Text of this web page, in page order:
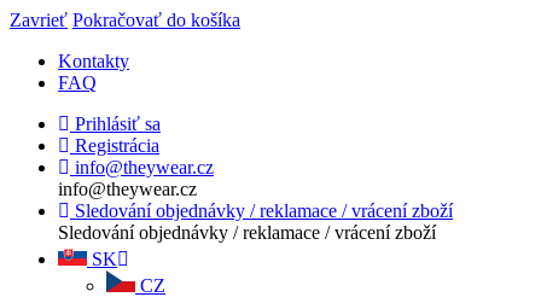
Zavrieť Pokračovať do košíka
Kontakty
FAQ
Prihlásiť sa
Registrácia
info@theywear.cz
info@theywear.cz
Sledování objednávky / reklamace / vrácení zboží
Sledování objednávky / reklamace / vrácení zboží
SK
CZ